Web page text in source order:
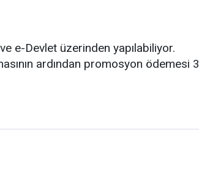
e-Devlet üzerinden yapılabiliyor.
ardından promosyon ödemesi 3